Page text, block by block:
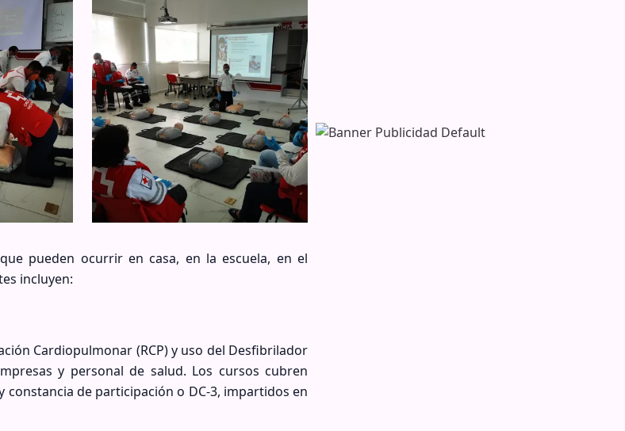
pueden ocurrir en casa, en la escuela, en el
incluyen:
Cardiopulmonar (RCP) y uso del Desfibrilador
y personal de salud. Los cursos cubren
de participación o DC-3, impartidos en